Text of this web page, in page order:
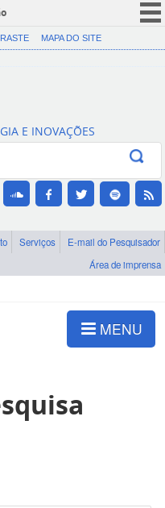
CORONAVÍRUS (COVID-19)
Canais
MAPA DO SITE
E INOVAÇÕES
Serviços
E-mail do Pesquisador
Área de imprensa
MENU